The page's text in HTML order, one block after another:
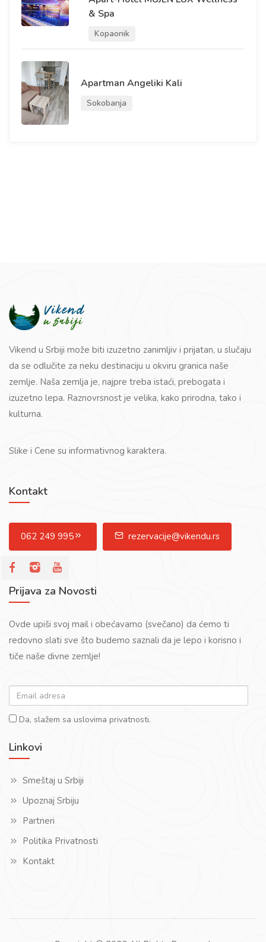
& Spa
Kopaonik
Apartman Angeliki Kali
Sokobanja
Vikend u Srbiji može biti izuzetno zanimljiv i prijatan, u slučaju
da se odlučite za neku destinaciju u okviru granica naše
zemlje. Naša zemlja je, najpre treba istaći, prebogata i
izuzetno lepa. Raznovrsnost je velika, kako prirodna, tako i
kulturna.
Slike i Cene su informativnog karaktera.
Kontakt
062 249 995 rezervacije@vikendu.rs
Prijava za Novosti
Ovde upiši svoj mail i obećavamo (svečano) da ćemo ti
redovno slati sve što budemo saznali da je lepo i korisno i
tiče naše divne zemlje!
email-
adr
Da,
sa
privatnosti.
Da, slažem sa uslovima privatnosti.
Linkovi
Smeštaj u Srbiji
Upoznaj Srbiju
Partneri
Politika Privatnosti
Kontakt